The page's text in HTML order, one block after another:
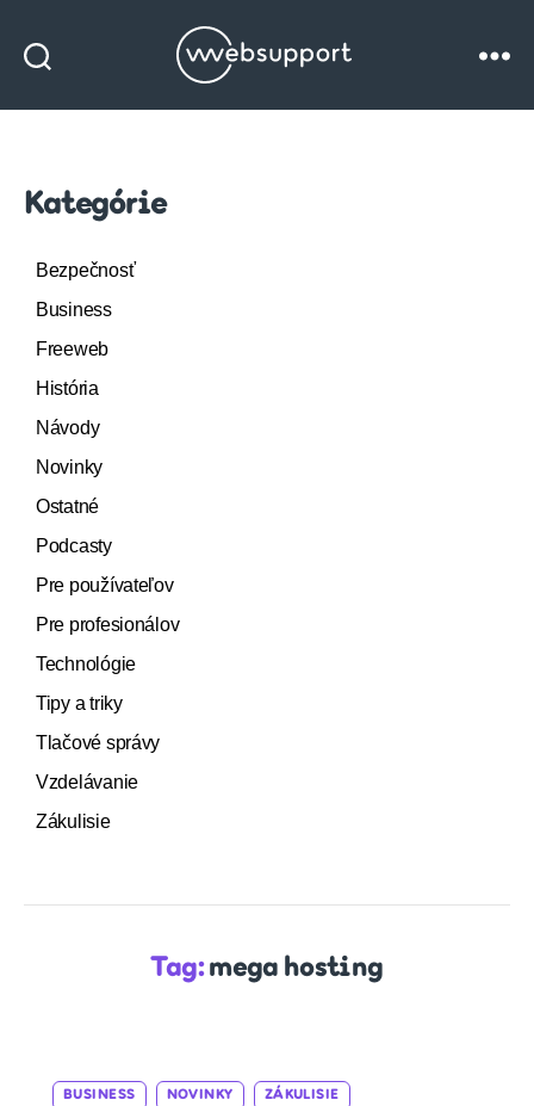
Websupport
Kategórie
Bezpečnosť
Business
Freeweb
História
Návody
Novinky
Ostatné
Podcasty
Pre používateľov
Pre profesionálov
Technológie
Tipy a triky
Tlačové správy
Vzdelávanie
Zákulisie
Tag: mega hosting
Categories
BUSINESS NOVINKY ZÁKULISIE